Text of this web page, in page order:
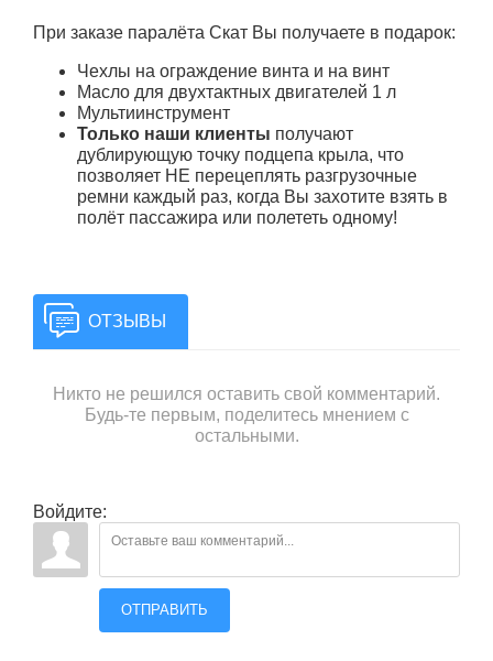
При заказе паралёта Скат Вы получаете в подарок:
Чехлы на ограждение винта и на винт
Масло для двухтактных двигателей 1 л
Мультиинструмент
Только наши клиенты получают
дублирующую точку подцепа крыла, что
позволяет НЕ перецеплять разгрузочные
ремни каждый раз, когда Вы захотите взять в
полёт пассажира или полететь одному!
ОТЗЫВЫ
Никто не решился оставить свой комментарий.
Будь-те первым, поделитесь мнением с
остальными.
Войдите:
ОТПРАВИТЬ